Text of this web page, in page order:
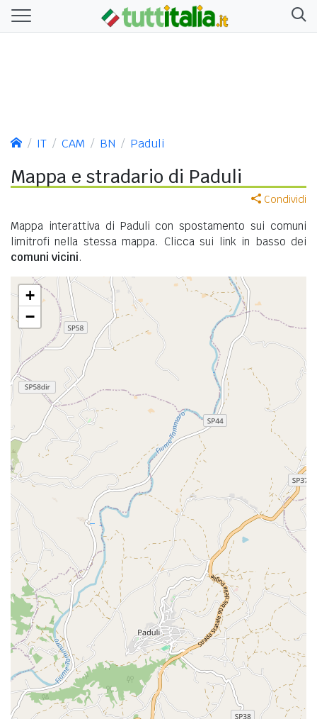
IT CAM BN Paduli
Mappa e stradario di Paduli
Condividi
Mappa interattiva di Paduli con spostamento sui comuni
limitrofi nella stessa mappa. Clicca sui link in basso dei
comuni vicini.
+
−